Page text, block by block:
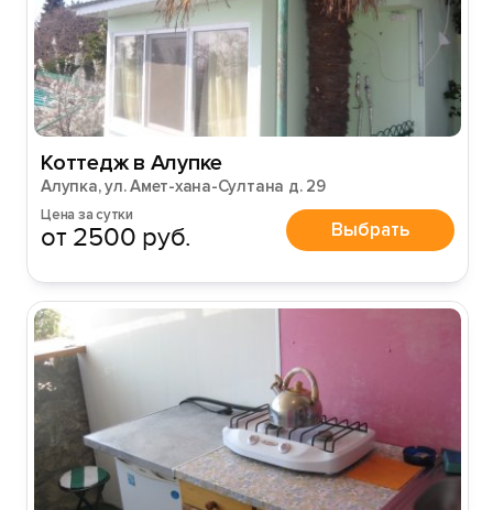
Коттедж в Алупке
Алупка, ул. Амет-хана-Султана д. 29
Цена за сутки
от 2500 руб. Выбрать
Войти илиЗарегистрироваться
Войти
Войти с помощью